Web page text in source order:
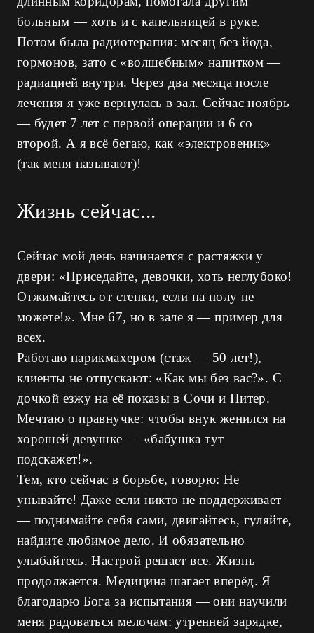
больным — хоть и с капельницей в руке.
Потом была радиотерапия: месяц без йода,
гормонов, зато с «волшебным» напитком —
радиацией внутри. Через два месяца после
лечения я уже вернулась в зал. Сейчас ноябрь
— будет 7 лет с первой операции и 6 со
второй. А я всё бегаю, как «электровеник»
(так меня называют)!
Жизнь сейчас...
Сейчас мой день начинается с растяжки у
двери: «Приседайте, девочки, хоть неглубоко!
Отжимайтесь от стенки, если на полу не
можете!». Мне 67, но в зале я — пример для
всех.
Работаю парикмахером (стаж — 50 лет!),
клиенты не отпускают: «Как мы без вас?». С
дочкой езжу на её показы в Сочи и Питер.
Мечтаю о правнучке: чтобы внук женился на
хорошей девушке — «бабушка тут
подскажет!».
Тем, кто сейчас в борьбе, говорю: Не
унывайте! Даже если никто не поддерживает
— поднимайте себя сами, двигайтесь, гуляйте,
найдите любимое дело. И обязательно
улыбайтесь. Настрой решает все. Жизнь
продолжается. Медицина шагает вперёд. Я
благодарю Бога за испытания — они научили
меня радоваться мелочам: утренней зарядке,